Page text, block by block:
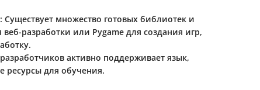
: Существует множество готовых библиотек и
разработки или Pygame для создания игр,
активно поддерживает язык,
ресурсы для обучения.